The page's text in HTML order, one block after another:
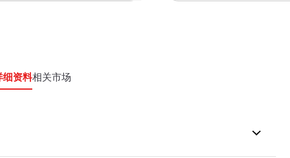
细资料相关市场